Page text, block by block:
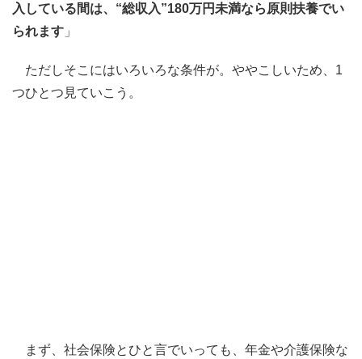
入している間は、“総収入”180万円未満なら原則扶養でい
られます 」
ただしそこにはいろいろな条件が。ややこしいため、1
つひとつ見ていこう。
まず、社会保険とひと言でいっても、年金や介護保険な